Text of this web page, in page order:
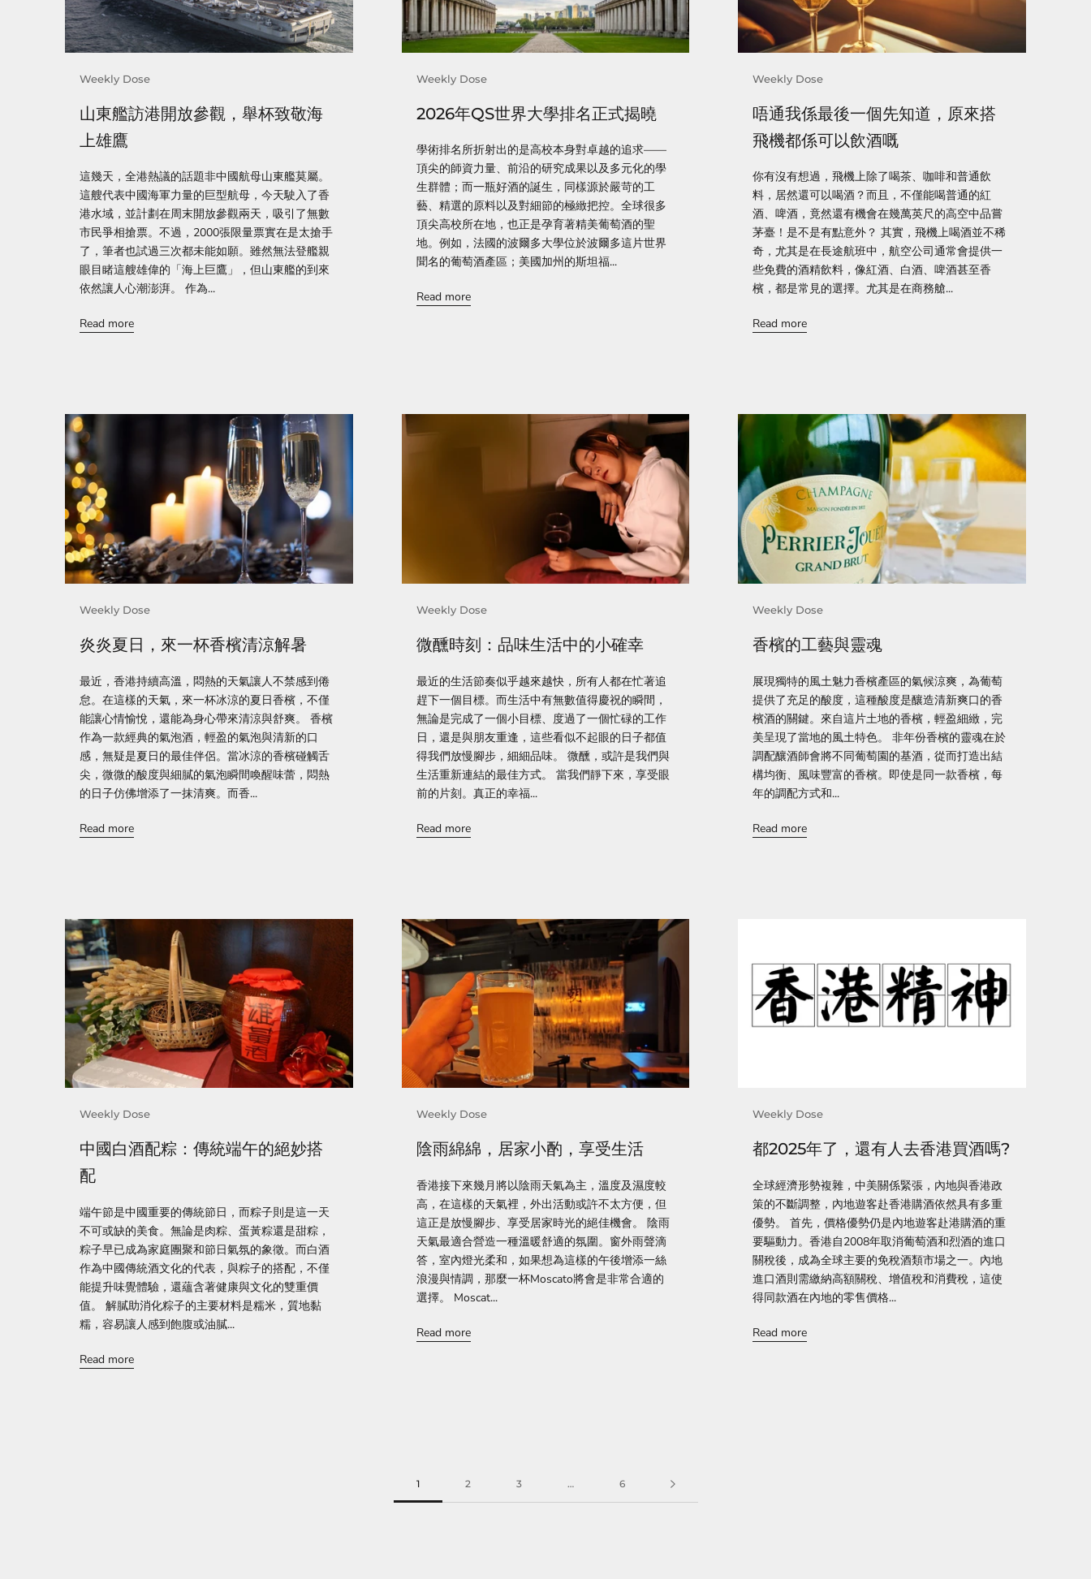
Weekly Dose
山東艦訪港開放參觀，舉杯致敬海
上雄鷹
這幾天，全港熱議的話題非中國航母山東艦莫屬。
這艘代表中國海軍力量的巨型航母，今天駛入了香
港水域，並計劃在周末開放參觀兩天，吸引了無數
市民爭相搶票。不過，2000張限量票實在是太搶手
了，筆者也試過三次都未能如願。雖然無法登艦親
眼目睹這艘雄偉的「海上巨鷹」，但山東艦的到來
依然讓人心潮澎湃。 作為...
Read more
Weekly Dose
2026年QS世界大學排名正式揭曉
學術排名所折射出的是高校本身對卓越的追求——
頂尖的師資力量、前沿的研究成果以及多元化的學
生群體；而一瓶好酒的誕生，同樣源於嚴苛的工
藝、精選的原料以及對細節的極緻把控。全球很多
頂尖高校所在地，也正是孕育著精美葡萄酒的聖
地。例如，法國的波爾多大學位於波爾多這片世界
聞名的葡萄酒產區；美國加州的斯坦福...
Read more
Weekly Dose
唔通我係最後一個先知道，原來搭
飛機都係可以飲酒嘅
你有沒有想過，飛機上除了喝茶、咖啡和普通飲
料，居然還可以喝酒？而且，不僅能喝普通的紅
酒、啤酒，竟然還有機會在幾萬英尺的高空中品嘗
茅臺！是不是有點意外？ 其實，飛機上喝酒並不稀
奇，尤其是在長途航班中，航空公司通常會提供一
些免費的酒精飲料，像紅酒、白酒、啤酒甚至香
檳，都是常見的選擇。尤其是在商務艙...
Read more
Weekly Dose
炎炎夏日，來一杯香檳清涼解暑
最近，香港持續高溫，悶熱的天氣讓人不禁感到倦
怠。在這樣的天氣，來一杯冰涼的夏日香檳，不僅
能讓心情愉悅，還能為身心帶來清涼與舒爽。 香檳
作為一款經典的氣泡酒，輕盈的氣泡與清新的口
感，無疑是夏日的最佳伴侶。當冰涼的香檳碰觸舌
尖，微微的酸度與細膩的氣泡瞬間喚醒味蕾，悶熱
的日子仿佛增添了一抹清爽。而香...
Read more
Weekly Dose
微醺時刻：品味生活中的小確幸
最近的生活節奏似乎越來越快，所有人都在忙著追
趕下一個目標。而生活中有無數值得慶祝的瞬間，
無論是完成了一個小目標、度過了一個忙碌的工作
日，還是與朋友重逢，這些看似不起眼的日子都值
得我們放慢腳步，細細品味。 微醺，或許是我們與
生活重新連結的最佳方式。 當我們靜下來，享受眼
前的片刻。真正的幸福...
Read more
Weekly Dose
香檳的工藝與靈魂
展現獨特的風土魅力香檳產區的氣候涼爽，為葡萄
提供了充足的酸度，這種酸度是釀造清新爽口的香
檳酒的關鍵。來自這片土地的香檳，輕盈細緻，完
美呈現了當地的風土特色。 非年份香檳的靈魂在於
調配釀酒師會將不同葡萄園的基酒，從而打造出結
構均衡、風味豐富的香檳。即使是同一款香檳，每
年的調配方式和...
Read more
Weekly Dose
中國白酒配粽：傳統端午的絕妙搭
配
端午節是中國重要的傳統節日，而粽子則是這一天
不可或缺的美食。無論是肉粽、蛋黃粽還是甜粽，
粽子早已成為家庭團聚和節日氣氛的象徵。而白酒
作為中國傳統酒文化的代表，與粽子的搭配，不僅
能提升味覺體驗，還蘊含著健康與文化的雙重價
值。 解膩助消化粽子的主要材料是糯米，質地黏
糯，容易讓人感到飽腹或油膩...
Read more
Weekly Dose
陰雨綿綿，居家小酌，享受生活
香港接下來幾月將以陰雨天氣為主，溫度及濕度較
高，在這樣的天氣裡，外出活動或許不太方便，但
這正是放慢腳步、享受居家時光的絕佳機會。 陰雨
天氣最適合營造一種溫暖舒適的氛圍。窗外雨聲滴
答，室內燈光柔和，如果想為這樣的午後增添一絲
浪漫與情調，那麼一杯Moscato將會是非常合適的
選擇。 Moscat...
Read more
Weekly Dose
都2025年了，還有人去香港買酒嗎?
全球經濟形勢複雜，中美關係緊張，內地與香港政
策的不斷調整，內地遊客赴香港購酒依然具有多重
優勢。 首先，價格優勢仍是內地遊客赴港購酒的重
要驅動力。香港自2008年取消葡萄酒和烈酒的進口
關稅後，成為全球主要的免稅酒類市場之一。內地
進口酒則需繳納高額關稅、增值稅和消費稅，這使
得同款酒在內地的零售價格...
Read more
1 2 3 … 6